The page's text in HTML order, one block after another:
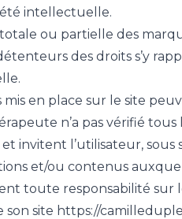
intellectuelle.
ou partielle des
des droits s’y
en place sur le site
n’a pas vérifié
invitent l’utilisateur,
et/ou contenus
toute responsabilité sur
son site https://